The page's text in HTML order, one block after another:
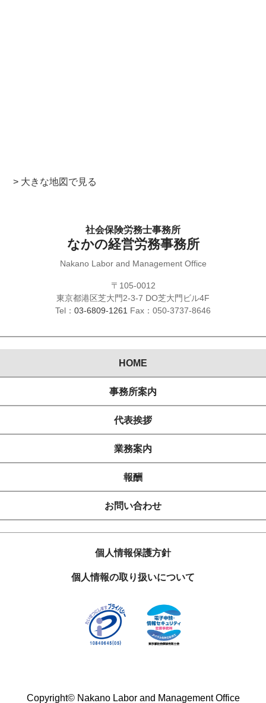
社会保険労務士事務所
なかの経営労務事務所
Nakano Labor and Management Office
〒105-0012
東京都港区芝大門2-3-7 DO芝大門ビル4F
Tel： 03-6809-1261 Fax：050-3737-8646
HOME
事務所案内
代表挨拶
業務案内
報酬
お問い合わせ
個人情報保護方針
個人情報の取り扱いについて
> 大きな地図で見る
Copyright© Nakano Labor and Management Office